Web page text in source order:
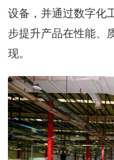
设备，并通过数字化
步提升产品在性能、
现。